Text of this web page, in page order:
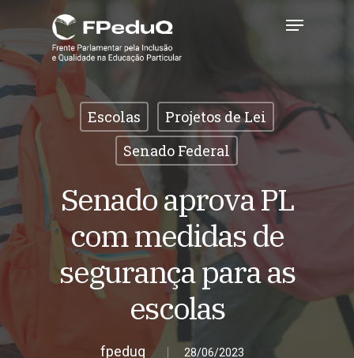
to
main
content
Menu
Escolas
Projetos de Lei
Senado Federal
Senado aprova PL
com medidas de
segurança para as
escolas
fpeduq 28/06/2023